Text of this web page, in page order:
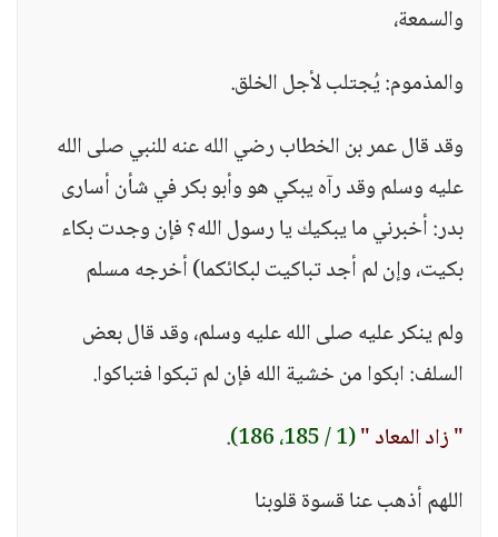
والسمعة،
والمذموم: يُجتلب لأجل الخلق.
وقد قال عمر بن الخطاب رضي الله عنه للنبي صلى الله
عليه وسلم وقد رآه يبكي هو وأبو بكر في شأن أسارى
بدر: أخبرني ما يبكيك يا رسول الله؟ فإن وجدت بكاء
بكيت، وإن لم أجد تباكيت لبكائكما) أخرجه مسلم
ولم ينكر عليه صلى الله عليه وسلم، وقد قال بعض
السلف: ابكوا من خشية الله فإن لم تبكوا فتباكوا.
" زاد المعاد "(1 / 185، 186)
.
اللهم أذهب عنا قسوة قلوبنا